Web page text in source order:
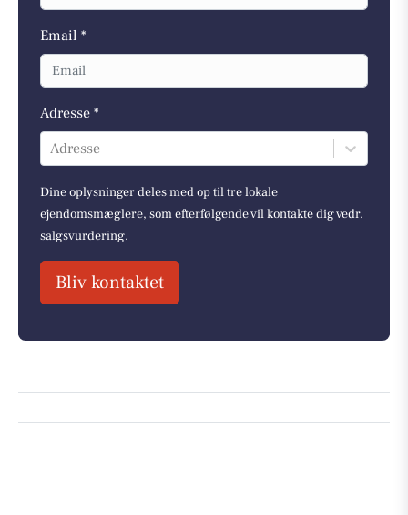
Email *
Adresse *
Adresse
Dine oplysninger deles med op til tre lokale
ejendomsmæglere, som efterfølgende vil kontakte dig vedr.
salgsvurdering.
Bliv kontaktet